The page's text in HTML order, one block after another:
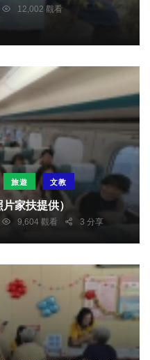
12,002 觀看
旅遊 文教
家扶提供）
9,604 觀看 3 分享